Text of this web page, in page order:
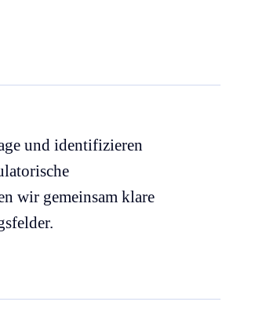
und identifizieren
wir gemeinsam klare